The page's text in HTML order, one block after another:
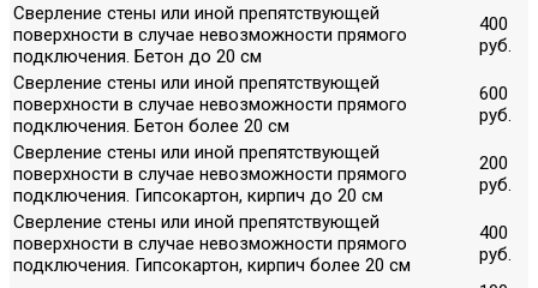
Сверление стены или иной препятствующей
поверхности в случае невозможности прямого
подключения. Бетон до 20 см
400
руб.
Сверление стены или иной препятствующей
поверхности в случае невозможности прямого
подключения. Бетон более 20 см
600
руб.
Сверление стены или иной препятствующей
поверхности в случае невозможности прямого
подключения. Гипсокартон, кирпич до 20 см
200
руб.
Сверление стены или иной препятствующей
поверхности в случае невозможности прямого
подключения. Гипсокартон, кирпич более 20 см
400
руб.